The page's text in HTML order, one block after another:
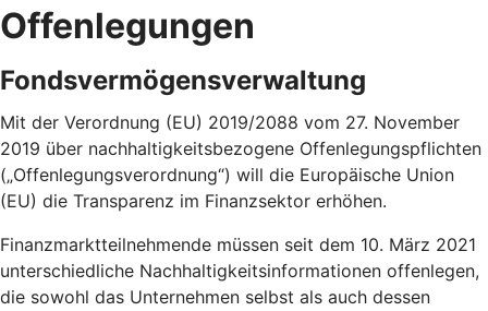
Offenlegungen
Fondsvermögensverwaltung
Mit der Verordnung (EU) 2019/2088 vom 27. November
2019 über nachhaltigkeitsbezogene Offenlegungspflichten
(„Offenlegungsverordnung“) will die Europäische Union
(EU) die Transparenz im Finanzsektor erhöhen.
Finanzmarktteilnehmende müssen seit dem 10. März 2021
unterschiedliche Nachhaltigkeitsinformationen offenlegen,
die sowohl das Unternehmen selbst als auch dessen